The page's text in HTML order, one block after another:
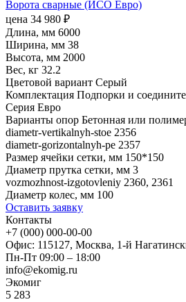
Ворота сварные (ИСО Евро)
цена 34 980 ₽
Длина, мм 6000
Ширина, мм 38
Высота, мм 2000
Вес, кг 32.2
Цветовой вариант Серый
Комплектация Подпорки и
Серия Евро
Варианты опор Бетонная или
diametr-vertikalnyh-stoe 2356
diametr-gorizontalnyh-pe 2357
Размер ячейки сетки, мм 150*150
Диаметр прутка сетки, мм 3
vozmozhnost-izgotovleniy 2360, 2361
Диаметр колес, мм 100
Оставить заявку
Контакты
+7 (000) 000-00-00
Офис: 115127, Москва, 1-й
Пн-Пт 09:00 – 18:00
info@ekomig.ru
Экомиг
5 283